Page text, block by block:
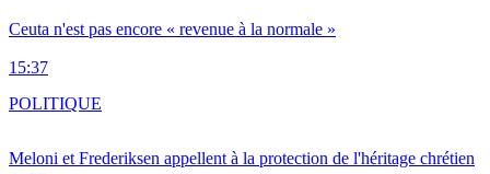
Ceuta n'est pas encore « revenue à la normale »
15:37
Meloni et Frederiksen appellent à la protection de l'héritage chrétien
POLITIQUE